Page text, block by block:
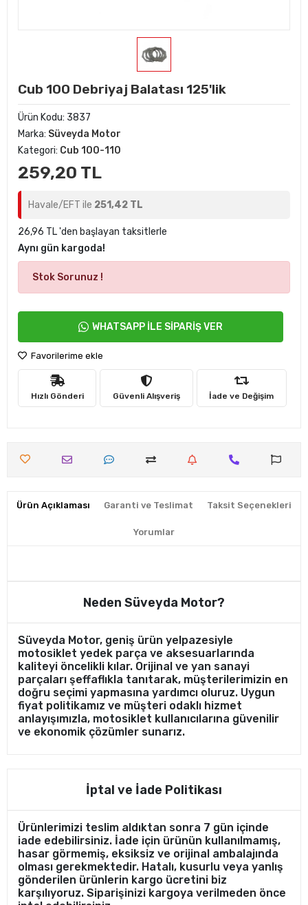
Cub 100 Debriyaj Balatası 125'lik
Ürün Kodu: 3837
Marka: Süveyda Motor
Kategori: Cub 100-110
259,20 TL
Havale/EFT ile 251,42 TL
26,96 TL 'den başlayan taksitlerle
Aynı gün kargoda!
Stok Sorunuz !
WHATSAPP İLE SİPARİŞ VER
Favorilerime ekle
Hızlı Gönderi Güvenli Alışveriş İade ve Değişim
Ürün Açıklaması Garanti ve Teslimat Taksit Seçenekleri
Yorumlar
Neden Süveyda Motor?
Süveyda Motor, geniş ürün yelpazesiyle
motosiklet yedek parça ve aksesuarlarında
kaliteyi öncelikli kılar. Orijinal ve yan sanayi
parçaları şeffaflıkla tanıtarak, müşterilerimizin en
doğru seçimi yapmasına yardımcı oluruz. Uygun
fiyat politikamız ve müşteri odaklı hizmet
anlayışımızla, motosiklet kullanıcılarına güvenilir
ve ekonomik çözümler sunarız.
İptal ve İade Politikası
Ürünlerimizi teslim aldıktan sonra 7 gün içinde
iade edebilirsiniz. İade için ürünün kullanılmamış,
hasar görmemiş, eksiksiz ve orijinal ambalajında
olması gerekmektedir. Hatalı, kusurlu veya yanlış
gönderilen ürünlerin kargo ücretini biz
karşılıyoruz. Siparişinizi kargoya verilmeden önce